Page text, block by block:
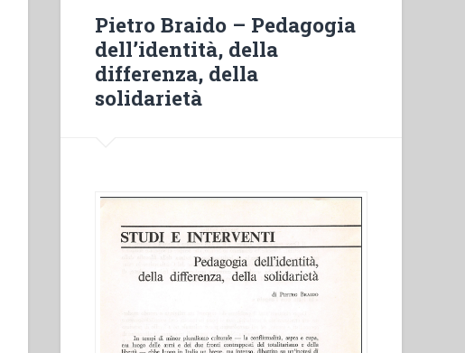
Pietro Braido – Pedagogia
dell’identità, della
differenza, della
solidarietà